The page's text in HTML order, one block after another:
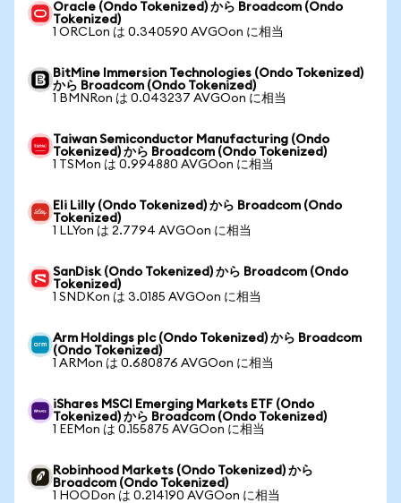
Oracle (Ondo Tokenized) から Broadcom (Ondo
Tokenized)
1 ORCLon は 0.340590 AVGOon に相当
BitMine Immersion Technologies (Ondo Tokenized)
から Broadcom (Ondo Tokenized)
1 BMNRon は 0.043237 AVGOon に相当
Taiwan Semiconductor Manufacturing (Ondo
Tokenized) から Broadcom (Ondo Tokenized)
1 TSMon は 0.994880 AVGOon に相当
Eli Lilly (Ondo Tokenized) から Broadcom (Ondo
Tokenized)
1 LLYon は 2.7794 AVGOon に相当
SanDisk (Ondo Tokenized) から Broadcom (Ondo
Tokenized)
1 SNDKon は 3.0185 AVGOon に相当
Arm Holdings plc (Ondo Tokenized) から Broadcom
(Ondo Tokenized)
1 ARMon は 0.680876 AVGOon に相当
iShares MSCI Emerging Markets ETF (Ondo
Tokenized) から Broadcom (Ondo Tokenized)
1 EEMon は 0.155875 AVGOon に相当
Robinhood Markets (Ondo Tokenized) から
Broadcom (Ondo Tokenized)
1 HOODon は 0.214190 AVGOon に相当